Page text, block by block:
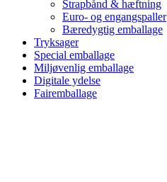
Strapbånd & hæftning
Euro- og engangspaller
Bæredygtig emballage
Tryksager
Special emballage
Miljøvenlig emballage
Digitale ydelse
Fairemballage